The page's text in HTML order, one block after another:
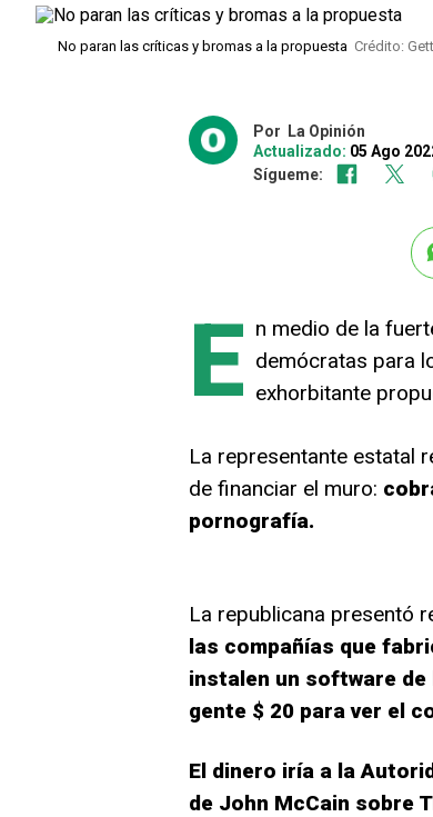
No paran las críticas y bromas a la propuesta Crédito:
Por
La Opinión
Actualizado: 05 Ago
Sígueme:
E n medio de la
demócratas para
exhorbitante
La representante estatal
de financiar el muro:
pornografía.
La republicana presentó
las compañías que
instalen un software
gente $ 20 para ver el
El dinero iría a la
de John McCain sobre